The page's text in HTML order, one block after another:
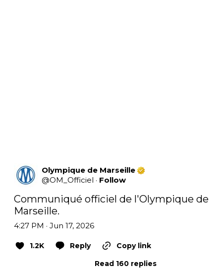
Olympique de Marseille
@OM_Officiel · Follow
Communiqué officiel de l'Olympique de
Marseille.
4:27 PM · Jun 17, 2026
1.2K Reply
Copy link
Read 160 replies